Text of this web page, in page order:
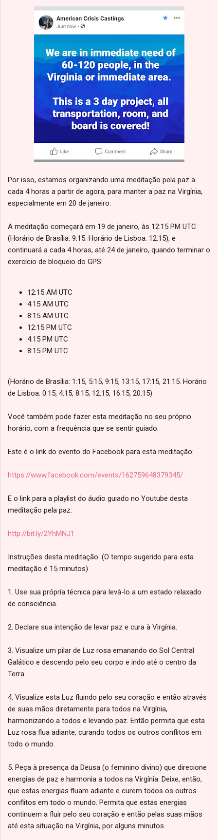
Por isso, estamos organizando uma meditação pela paz a
cada 4 horas a partir de agora, para manter a paz na Virgínia,
especialmente em 20 de janeiro.
A meditação começará em 19 de janeiro, às 12:15 PM UTC
(Horário de Brasília: 9:15. Horário de Lisboa: 12:15), e
continuará a cada 4 horas, até 24 de janeiro, quando terminar o
exercício de bloqueio do GPS:
12:15 AM UTC
4:15 AM UTC
8:15 AM UTC
12:15 PM UTC
4:15 PM UTC
8:15 PM UTC
(Horário de Brasília: 1:15, 5:15, 9:15, 13:15, 17:15, 21:15. Horário
de Lisboa: 0:15, 4:15, 8:15, 12:15, 16:15, 20:15)
Você também pode fazer esta meditação no seu próprio
horário, com a frequência que se sentir guiado.
Este é o link do evento do Facebook para esta meditação:
https://www.facebook.com/events/162759648379345/
E o link para a playlist do áudio guiado no Youtube desta
meditação pela paz:
http://bit.ly/2YhMNJ1
Instruções desta meditação: (O tempo sugerido para esta
meditação é 15 minutos)
1. Use sua própria técnica para levá-lo a um estado relaxado
de consciência.
2. Declare sua intenção de levar paz e cura à Virgínia.
3. Visualize um pilar de Luz rosa emanando do Sol Central
Galático e descendo pelo seu corpo e indo até o centro da
Terra.
4. Visualize esta Luz fluindo pelo seu coração e então através
de suas mãos diretamente para todos na Virgínia,
harmonizando a todos e levando paz. Então permita que esta
Luz rosa flua adiante, curando todos os outros conflitos em
todo o mundo.
5. Peça à presença da Deusa (o feminino divino) que direcione
energias de paz e harmonia a todos na Virgínia. Deixe, então,
que estas energias fluam adiante e curem todos os outros
conflitos em todo o mundo. Permita que estas energias
continuem a fluir pelo seu coração e então pelas suas mãos
até esta situação na Virgínia, por alguns minutos.